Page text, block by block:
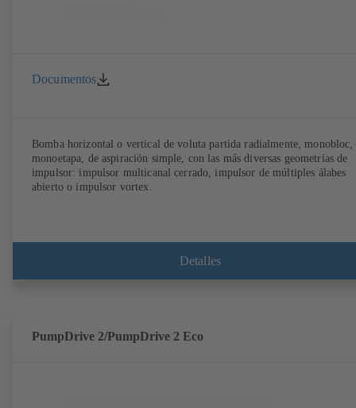
Documentos
Bomba horizontal o vertical de voluta partida radialmente, monobloc,
monoetapa, de aspiración simple, con las más diversas geometrías de
impulsor: impulsor multicanal cerrado, impulsor de múltiples álabes
abierto o impulsor vortex.
Detalles
PumpDrive 2/PumpDrive 2 Eco